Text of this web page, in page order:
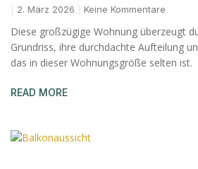
2. März 2026 Keine Kommentare
Diese großzügige Wohnung überzeugt
Grundriss, ihre durchdachte Aufteilung
das in dieser Wohnungsgröße selten ist.
READ MORE